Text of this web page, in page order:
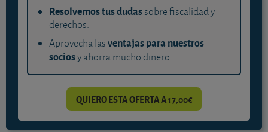
Resolvemos tus dudassobre fiscalidad y
derechos.
Aprovecha lasventajas para nuestros
sociosy ahorra mucho dinero.
QUIERO ESTA OFERTA A 17,00€